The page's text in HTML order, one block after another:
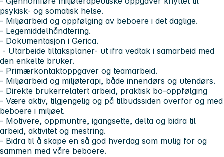
psykisk- og somatisk helse.
- Miljøarbeid og oppfølging av beboere i det daglige.
- Legemiddelhåndtering.
- Dokumentasjon i Gerica.
- Utarbeide tiltaksplaner- ut ifra vedtak i samarbeid med
den enkelte bruker.
- Primærkontaktoppgaver og teamarbeid.
- Miljøarbeid og miljøterapi, både innendørs og utendørs.
- Direkte brukerrelatert arbeid, praktisk bo-oppfølging
- Være aktiv, tilgjengelig og på tilbudssiden overfor og med
beboere i miljøet.
- Motivere, oppmuntre, igangsette, delta og bidra til
arbeid, aktivitet og mestring.
- Bidra til å skape en så god hverdag som mulig for og
sammen med våre beboere.